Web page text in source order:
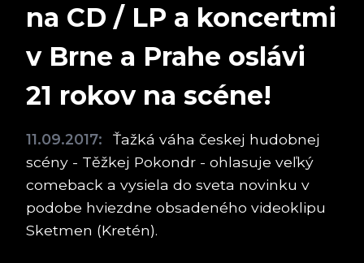
na CD / LP a koncertmi
v Brne a Prahe oslávi
21 rokov na scéne!
11.09.2017:
Ťažká váha českej hudobnej
scény - Těžkej Pokondr - ohlasuje veľký
comeback a vysiela do sveta novinku v
podobe hviezdne obsadeného videoklipu
Sketmen (Kretén).